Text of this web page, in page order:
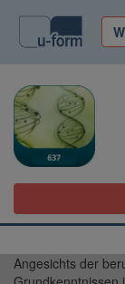
Angesichts der